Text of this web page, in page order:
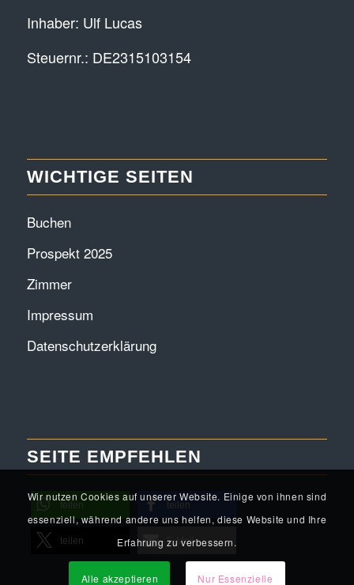
Inhaber: Ulf Lucas
Steuernr.: DE2315103154
WICHTIGE SEITEN
Buchen
Prospekt 2025
Zimmer
Impressum
Datenschutzerklärung
SEITE EMPFEHLEN
teilen teilen
teilen E-Mail
Wir nutzen Cookies auf unserer Website. Einige von ihnen sind
essenziell, während andere uns helfen, diese Website und Ihre
Erfahrung zu verbessern.
Alle akzeptieren Nur Essenzielle